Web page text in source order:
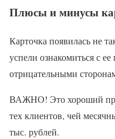
Плюсы и минусы
Карточка появилась не
успели ознакомиться с
отрицательными
ВАЖНО! Это хороший
тех клиентов, чей
тыс. рублей.